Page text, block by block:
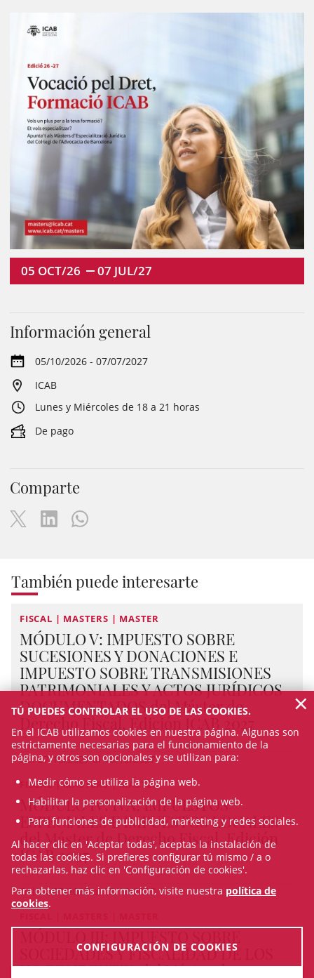
05 OCT/26 07 JUL/27
Información general
05/10/2026 - 07/07/2027
ICAB
Lunes y Miércoles de 18 a 21 horas
De pago
Comparte
También puede interesarte
FISCAL | MASTERS | MASTER
MÓDULO V: IMPUESTO SOBRE
SUCESIONES Y DONACIONES E
IMPUESTO SOBRE TRANSMISIONES
PATRIMONIALES Y ACTOS JURÍDICOS
DOCUMENTADOS del Máster de
Derecho Fiscal, Edición ICAB 2027
Del 27/10/2027 al 15/12/2027
FISCAL | MASTERS | MASTER
MÓDULO IV: IVA, IMPUESTOS
ESPECIALES E IMPUESTOS LOCALES
del Máster de Derecho Fiscal, Edición
ICAB 2027
Del 14/07/2027 al 25/10/2027
MÓDULO III: IMPUESTO SOBRE
SOCIEDADES Y FISCALIDAD DE LOS
NO RESIDENTES del Máster de
TÚ PUEDES CONTROLAR EL USO DE LAS COOKIES.
En el ICAB utilizamos cookies en nuestra página. Algunas son
estrictamente necesarias para el funcionamiento de la
página, y otros son opcionales y se utilizan para:
Medir cómo se utiliza la página web.
Habilitar la personalización de la página web.
Para funciones de publicidad, marketing y redes sociales.
Al hacer clic en 'Aceptar todas', aceptas la instalación de
todas las cookies. Si prefieres configurar tú mismo / a o
rechazarlas, haz clic en 'Configuración de cookies'.
Para obtener más información, visite nuestra política de
cookies.
CONFIGURACIÓN DE COOKIES
×